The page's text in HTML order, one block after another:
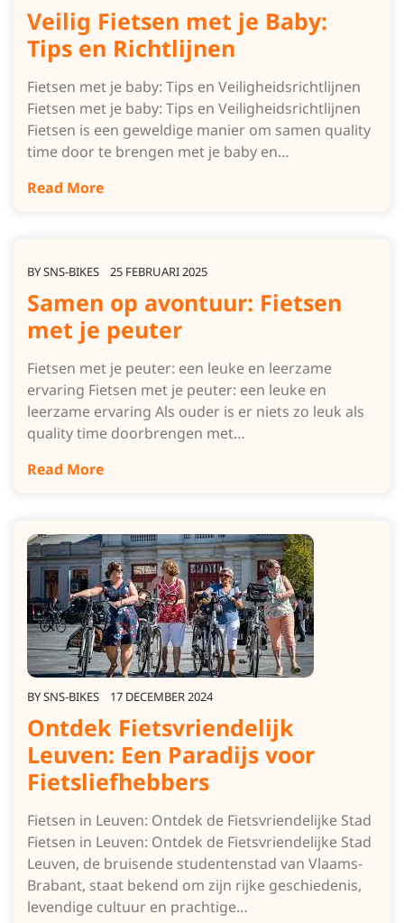
Veilig Fietsen met je Baby:
Tips en Richtlijnen
Fietsen met je baby: Tips en Veiligheidsrichtlijnen
Fietsen met je baby: Tips en Veiligheidsrichtlijnen
Fietsen is een geweldige manier om samen quality
time door te brengen met je baby en…
Read More
BYSNS-BIKES 25 FEBRUARI 2025
Samen op avontuur: Fietsen
met je peuter
Fietsen met je peuter: een leuke en leerzame
ervaring Fietsen met je peuter: een leuke en
leerzame ervaring Als ouder is er niets zo leuk als
quality time doorbrengen met…
Read More
BYSNS-BIKES 17 DECEMBER 2024
Ontdek Fietsvriendelijk
Leuven: Een Paradijs voor
Fietsliefhebbers
Fietsen in Leuven: Ontdek de Fietsvriendelijke Stad
Fietsen in Leuven: Ontdek de Fietsvriendelijke Stad
Leuven, de bruisende studentenstad van Vlaams-
Brabant, staat bekend om zijn rijke geschiedenis,
levendige cultuur en prachtige…